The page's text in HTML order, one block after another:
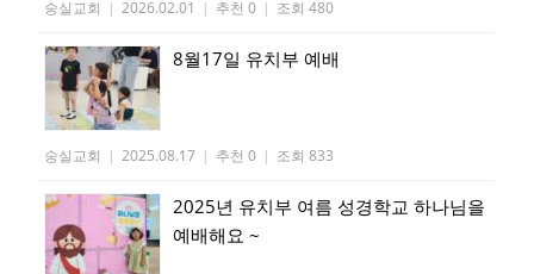
숭실교회 | 2026.02.01 | 추천 0 | 조회 480
8월17일 유치부 예배
숭실교회 | 2025.08.17 | 추천 0 | 조회 833
2025년 유치부 여름 성경학교 하나님을
예배해요 ~